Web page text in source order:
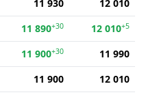
11 930
12 010
11 890+30 12 010+5
11 900+30
11 990
11 900
12 010